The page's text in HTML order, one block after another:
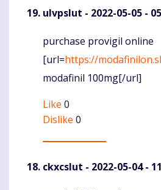
ulvpslut - 2022-05-05 -
Komentaras
purchase provigil online
[url=https://
modafinil 100mg[/url]
Like 0
Dislike 0
ckxcslut - 2022-05-04 -